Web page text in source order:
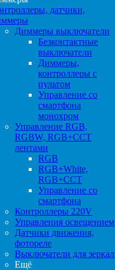
датчики,
Диммеры выключатели
Безконтактные
выключатели
Диммеры,
контроллеры с
пультом
Управление со
смартфона
монохром
Управление RGB,
RGBW, RGB+CCT
лентами
RGB
RGB+White,
RGB+CCT
Управление со
смартфона
Контроллеры 220V
Управления освещением
Датчики движения,
фотореле
Выключатели для зеркал
Ещё